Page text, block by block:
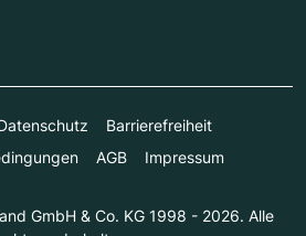
Barrierefreiheit
AGB Impressum
GmbH & Co. KG 1998 - 2026. Alle